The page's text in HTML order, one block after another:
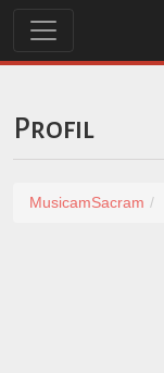
Profil
MusicamSacram